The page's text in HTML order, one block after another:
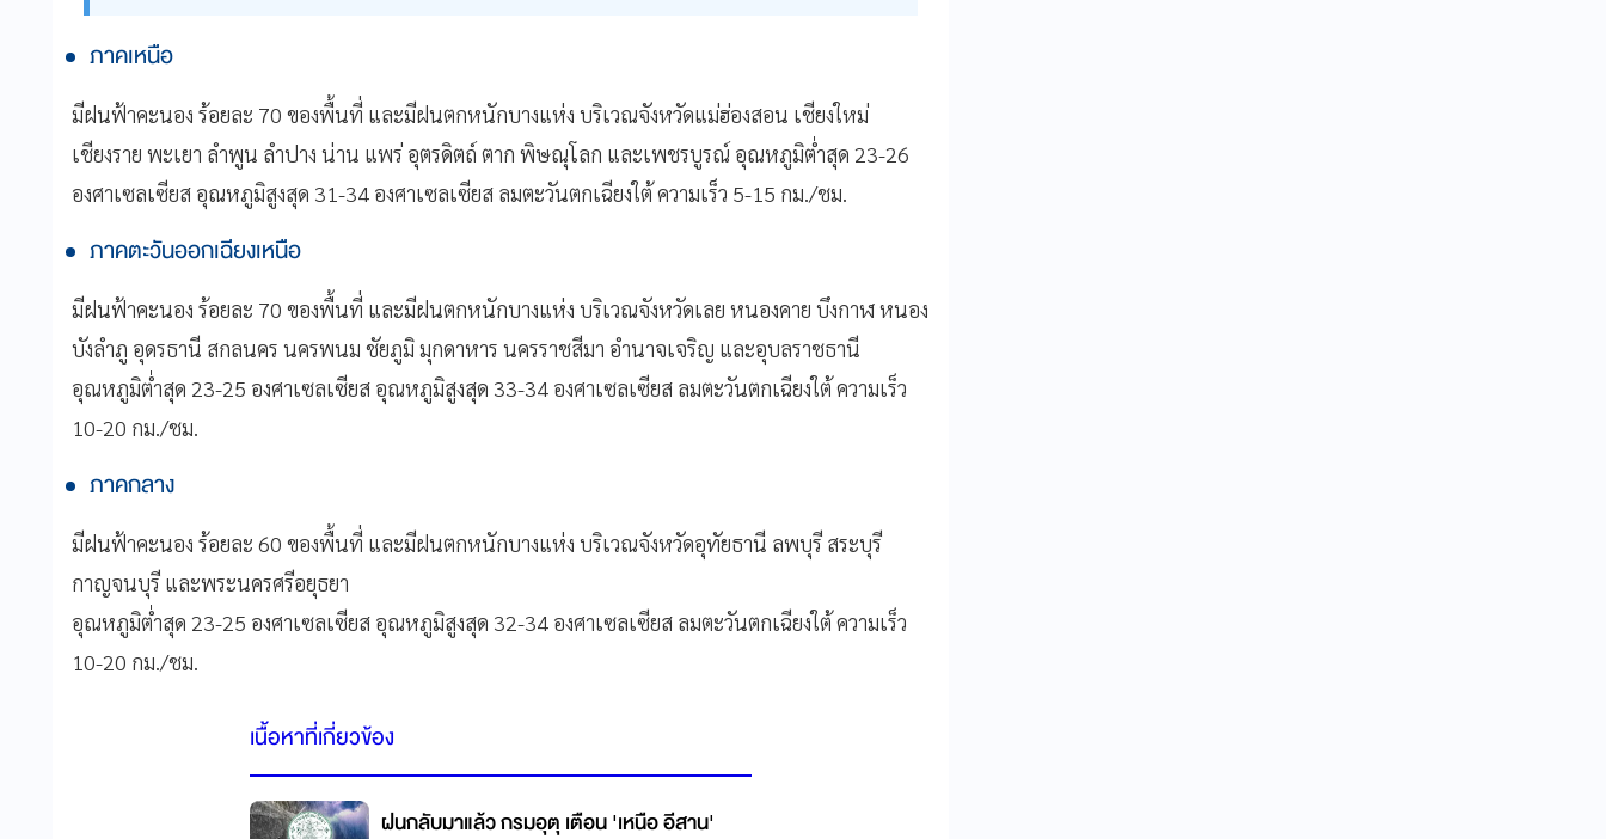
ภาคเหนือ
มีฝนฟ้าคะนอง ร้อยละ 70 ของพื้นที่ และมีฝนตกหนักบางแห่ง บริเวณจังหวัดแม่ฮ่องสอน เชียงใหม่
เชียงราย พะเยา ลำพูน ลำปาง น่าน แพร่ อุตรดิตถ์ ตาก พิษณุโลก และเพชรบูรณ์ อุณหภูมิต่ำสุด 23-26
องศาเซลเซียส อุณหภูมิสูงสุด 31-34 องศาเซลเซียส ลมตะวันตกเฉียงใต้ ความเร็ว 5-15 กม./ชม.
ภาคตะวันออกเฉียงเหนือ
มีฝนฟ้าคะนอง ร้อยละ 70 ของพื้นที่ และมีฝนตกหนักบางแห่ง บริเวณจังหวัดเลย หนองคาย บึงกาฬ หนอง
บังลำภู อุดรธานี สกลนคร นครพนม ชัยภูมิ มุกดาหาร นครราชสีมา อำนาจเจริญ และอุบลราชธานี
อุณหภูมิต่ำสุด 23-25 องศาเซลเซียส อุณหภูมิสูงสุด 33-34 องศาเซลเซียส ลมตะวันตกเฉียงใต้ ความเร็ว
10-20 กม./ชม.
ภาคกลาง
มีฝนฟ้าคะนอง ร้อยละ 60 ของพื้นที่ และมีฝนตกหนักบางแห่ง บริเวณจังหวัดอุทัยธานี ลพบุรี สระบุรี
กาญจนบุรี และพระนครศรีอยุธยา
อุณหภูมิต่ำสุด 23-25 องศาเซลเซียส อุณหภูมิสูงสุด 32-34 องศาเซลเซียส ลมตะวันตกเฉียงใต้ ความเร็ว
10-20 กม./ชม.
เนื้อหาที่เกี่ยวข้อง
ฝนกลับมาแล้ว กรมอุตุ เตือน 'เหนือ อีสาน'